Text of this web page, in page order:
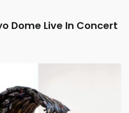
Dome Live In Concert